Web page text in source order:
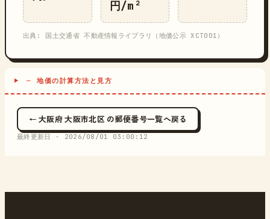
円/m²
出典: 国土交通省 不動産情報ライブラリ（地価公示 XCT001）
─ 地価の計算方法と見方
← 大阪府 大阪市北区 の郵便番号一覧へ戻る
最終更新日 · 2026/08/01 03:00:12